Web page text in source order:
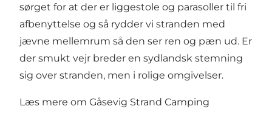
sørget for at der er liggestole og parasoller til fri
afbenyttelse og så rydder vi stranden med
jævne mellemrum så den ser ren og pæn ud. Er
der smukt vejr breder en sydlandsk stemning
sig over stranden, men i rolige omgivelser.
Læs mere om Gåsevig Strand Camping